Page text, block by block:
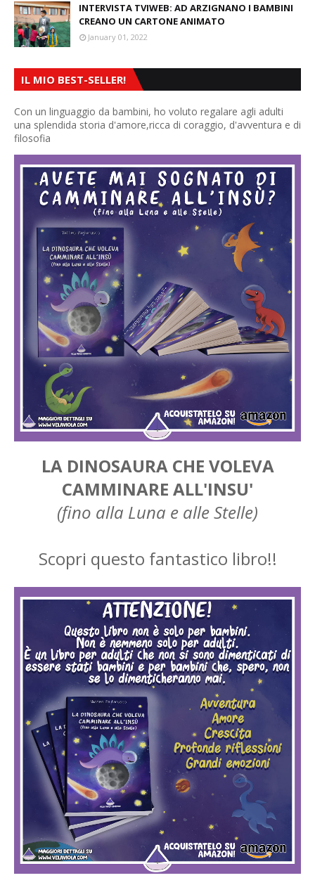
INTERVISTA TVIWEB: AD ARZIGNANO I BAMBINI
CREANO UN CARTONE ANIMATO
January 01, 2022
IL MIO BEST-SELLER!
Con un linguaggio da bambini, ho voluto regalare agli adulti
una splendida storia d'amore,ricca di coraggio, d'avventura e di
filosofia
LA DINOSAURA CHE VOLEVA
CAMMINARE ALL'INSU'
(fino alla Luna e alle Stelle)
Scopri questo fantastico libro!!